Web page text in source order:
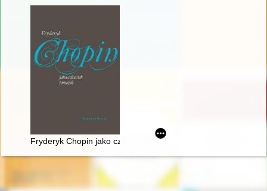
Fryderyk Chopin jako człowiek i muzyk